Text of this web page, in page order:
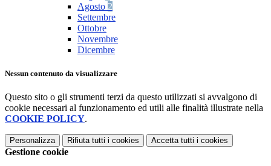
Agosto 2
Settembre
Ottobre
Novembre
Dicembre
Nessun contenuto da visualizzare
Questo sito o gli strumenti terzi da questo utilizzati si avvalgono di
cookie necessari al funzionamento ed utili alle finalità illustrate nella
COOKIE POLICY.
Personalizza Rifiuta tutti i cookies Accetta tutti i cookies
Gestione cookie